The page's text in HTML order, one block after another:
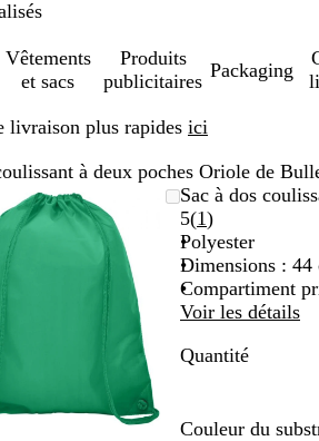
Vêtements
et sacs
Produits
publicitaires
Packaging
livraison plus rapides ici
à deux poches Oriole de
Image
zoomable
Zoom
au
minimum
Cliquez
pour
développer
Utilisez
les
touches
les
Sac à dos
5(1Lire
les
1
avis
)
Polyester
Dimensions :
Compartiment
Voir les détails
Quantité
Couleur du